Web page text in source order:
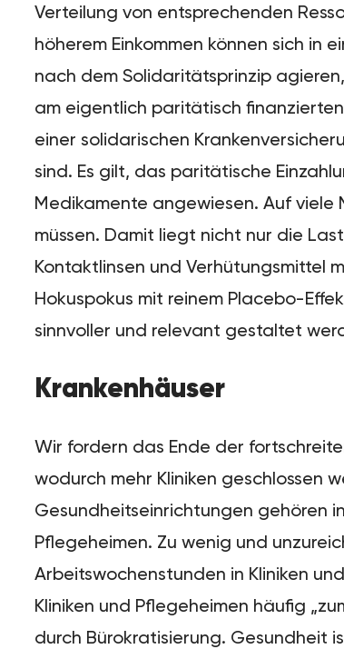
Verteilung von entsprechenden
höherem Einkommen können sich
nach dem Solidaritätsprinzip
am eigentlich paritätisch
einer solidarischen
sind. Es gilt, das paritätische
Medikamente angewiesen. Auf
müssen. Damit liegt nicht nur die
Kontaktlinsen und Verhütungsmittel
Hokuspokus mit reinem Placebo-
sinnvoller und relevant gestaltet
Krankenhäuser
Wir fordern das Ende der
wodurch mehr Kliniken geschlossen
Gesundheitseinrichtungen gehören
Pflegeheimen. Zu wenig und
Arbeitswochenstunden in Kliniken
Kliniken und Pflegeheimen häufig
durch Bürokratisierung. Gesundheit